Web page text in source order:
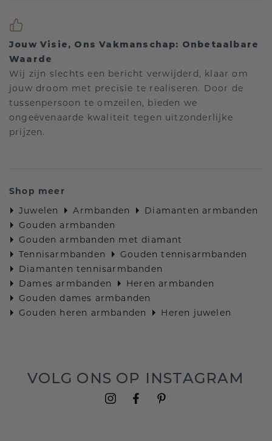
Jouw Visie, Ons Vakmanschap: Onbetaalbare
Waarde
Wij zijn slechts een bericht verwijderd, klaar om
jouw droom met precisie te realiseren. Door de
tussenpersoon te omzeilen, bieden we
ongeëvenaarde kwaliteit tegen uitzonderlijke
prijzen.
Shop meer
Juwelen
Armbanden
Diamanten armbanden
Gouden armbanden
Gouden armbanden met diamant
Tennisarmbanden
Gouden tennisarmbanden
Diamanten tennisarmbanden
Dames armbanden
Heren armbanden
Gouden dames armbanden
Gouden heren armbanden
Heren juwelen
VOLG ONS OP INSTAGRAM